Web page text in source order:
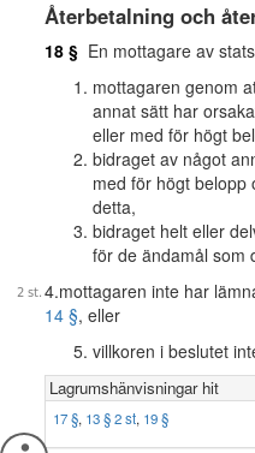
Återbetalning och
18 § En mottagare av
mottagaren genom
annat sätt har
eller med för högt
bidraget av något
med för högt belopp
detta,
bidraget helt eller
för de ändamål som
4.mottagaren inte har
14 §, eller
villkoren i beslutet
Lagrumshänvisningar hit
17 §, 13 § 2 st, 19 §